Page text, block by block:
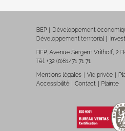
BEP Développement
Développement territorial
BEP, Avenue Sergent Vrithoff, 2
Tél. +32 (0)81/71 71 71
Mentions légales
Vie privée
Accessibilité
Contact Plainte